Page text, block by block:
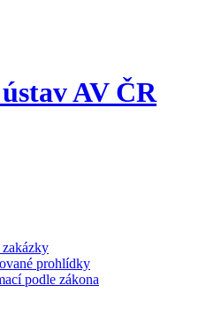
AV ČR
prohlídky
podle zákona